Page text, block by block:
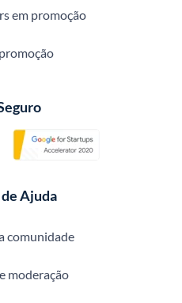
em promoção
Ajuda
comunidade
moderação